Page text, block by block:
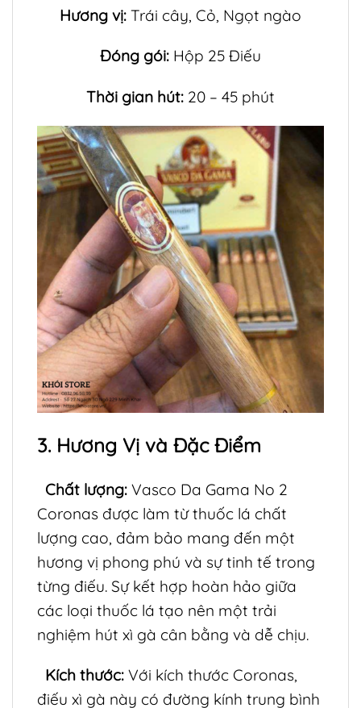
Hương vị: Trái cây, Cỏ, Ngọt ngào
Đóng gói: Hộp 25 Điếu
Thời gian hút: 20 – 45 phút
3. Hương Vị và Đặc Điểm
Chất lượng: Vasco Da Gama No 2
Coronas được làm từ thuốc lá chất
lượng cao, đảm bảo mang đến một
hương vị phong phú và sự tinh tế trong
từng điếu. Sự kết hợp hoàn hảo giữa
các loại thuốc lá tạo nên một trải
nghiệm hút xì gà cân bằng và dễ chịu.
Kích thước: Với kích thước Coronas,
điếu xì gà này có đường kính trung bình